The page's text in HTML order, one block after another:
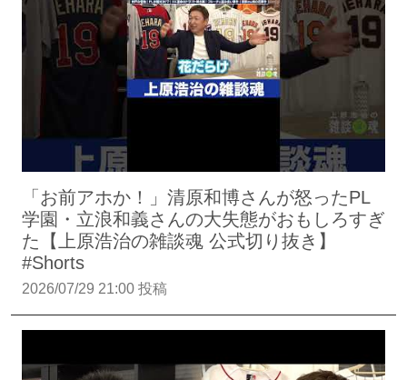
「お前アホか！」清原和博さんが怒ったPL
学園・立浪和義さんの大失態がおもしろすぎ
た【上原浩治の雑談魂 公式切り抜き】
#Shorts
2026/07/29 21:00 投稿